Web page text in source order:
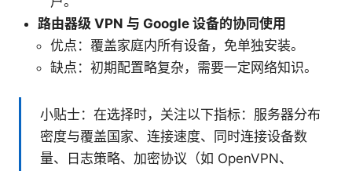
路由器级 VPN 与 Google 设备的协同使用
优点：覆盖家庭内所有设备，免单独安装。
缺点：初期配置略复杂，需要一定网络知识。
小贴士：在选择时，关注以下指标：服务器分布
密度与覆盖国家、连接速度、同时连接设备数
量、日志策略、加密协议（如 OpenVPN、